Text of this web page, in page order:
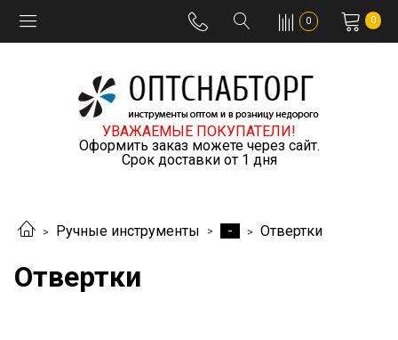
0 0
УВАЖАЕМЫЕ ПОКУПАТЕЛИ!
Оформить заказ можете через сайт.
Срок доставки от 1 дня
Ручные инструменты - Отвертки
Отвертки